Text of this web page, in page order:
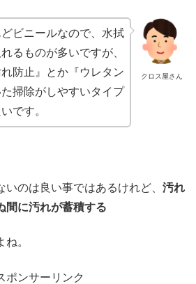
クロス屋さん
ビニールなので、水拭
るものが多いですが、
防止』とか『ウレタン
掃除がしやすいタイプ
です。
のは良い事ではあるけれど、 汚れ
間に汚れが蓄積する
。
ポンサーリンク